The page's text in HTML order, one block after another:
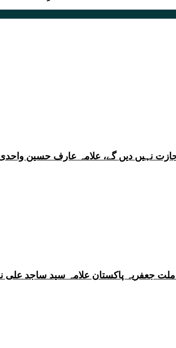
نہیں دیں گے، علامہ عارف حسین
جعفریہ پاکستان علامہ سید ساجد علی